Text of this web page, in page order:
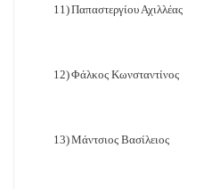
11)Παπαστεργίου Αχιλλέας
12)Φάλκος Κωνσταντίνος
13)Μάντσιος Βασίλειος